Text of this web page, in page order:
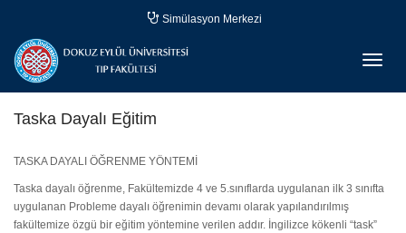
Simülasyon Merkezi
Taska Dayalı Eğitim
TASKA DAYALI ÖĞRENME YÖNTEMİ
Taska dayalı öğrenme, Fakültemizde 4 ve 5.sınıflarda uygulanan ilk 3 sınıfta
uygulanan Probleme dayalı öğrenimin devamı olarak yapılandırılmış
fakültemize özgü bir eğitim yöntemine verilen addır. İngilizce kökenli “task”